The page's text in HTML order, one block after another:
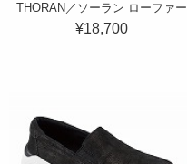
THORAN／ソーラン ローファー
¥18,700